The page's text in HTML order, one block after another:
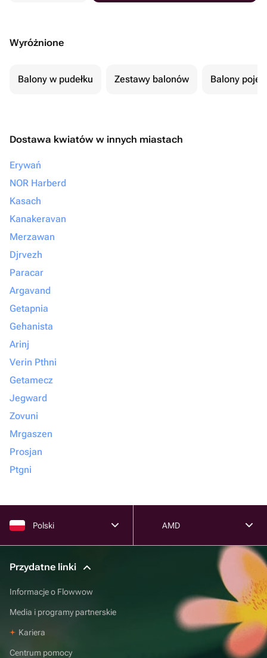
Wyróżnione
Balony w pudełku Zestawy balonów Balony
Dostawa kwiatów w innych miastach
Erywań
NOR Harberd
Kasach
Kanakeravan
Merzawan
Djrvezh
Paracar
Argavand
Getapnia
Gehanista
Arinj
Verin Pthni
Getamecz
Jegward
Zovuni
Mrgaszen
Prosjan
Ptgni
Polski AMD
Przydatne linki
Informacje o Flowwow
Media i programy partnerskie
Kariera
Centrum pomocy